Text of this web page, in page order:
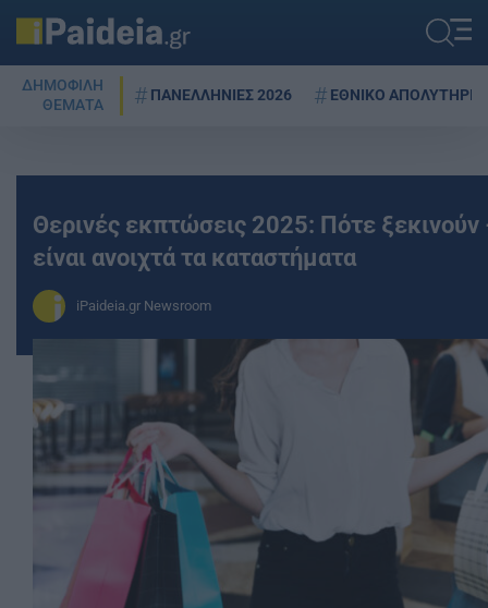
ΔΗΜΟΦΙΛΗ
ΘΕΜΑΤΑ
ΠΑΝΕΛΛΗΝΙΕΣ 2026 ΕΘΝΙΚΟ ΑΠΟΛΥΤΗΡΙΟ
Θερινές εκπτώσεις 2025: Πότε ξεκινούν
είναι ανοιχτά τα καταστήματα
iPaideia.gr Newsroom